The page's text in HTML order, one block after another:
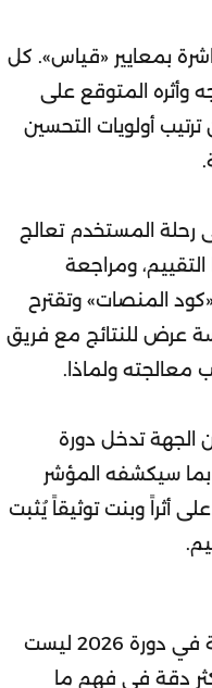
بمعايير «قياس». كل
وأثره المتوقع على
أولويات التحسين
المستخدم تعالج
ومراجعة
المنصات» وتقترح
عرض للنتائج مع فريق
معالجته ولماذا.
الجهة تدخل دورة
سيكشفه المؤشر
أثراً وبنت توثيقاً يُثبت
الجهات التي ستحقق نتائج متقدمة في دورة 2026 ليست
دقة في فهم ما